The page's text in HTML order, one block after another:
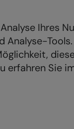
Ihres
erfahren Sie